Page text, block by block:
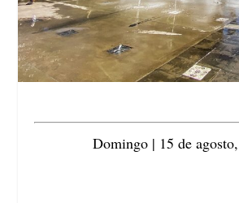
Domingo | 15 de